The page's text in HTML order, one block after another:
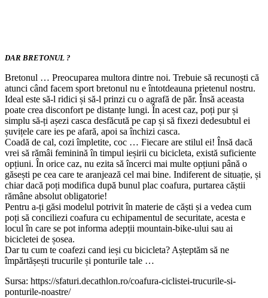
DAR BRETONUL ?
Bretonul … Preocuparea multora dintre noi. Trebuie să recunoști că
atunci când facem sport bretonul nu e întotdeauna prietenul nostru.
Ideal este să-l ridici și să-l prinzi cu o agrafă de păr. Însă aceasta
poate crea disconfort pe distanțe lungi. În acest caz, poți pur și
simplu să-ți așezi casca desfăcută pe cap și să fixezi dedesubtul ei
șuvițele care ies pe afară, apoi sa închizi casca.
Coadă de cal, cozi împletite, coc … Fiecare are stilul ei! Însă dacă
vrei să rămâi feminină în timpul ieșirii cu bicicleta, există suficiente
opțiuni. În orice caz, nu ezita să încerci mai multe opțiuni până o
găsești pe cea care te aranjează cel mai bine. Indiferent de situație, și
chiar dacă poți modifica după bunul plac coafura, purtarea căștii
rămâne absolut obligatorie!
Pentru a-ți găsi modelul potrivit în materie de căști și a vedea cum
poți să conciliezi coafura cu echipamentul de securitate, acesta e
locul în care se pot informa adepții mountain-bike-ului sau ai
bicicletei de șosea.
Dar tu cum te coafezi cand ieși cu bicicleta? Așteptăm să ne
împărtășești trucurile și ponturile tale …
Sursa: https://sfaturi.decathlon.ro/coafura-ciclistei-trucurile-si-
ponturile-noastre/